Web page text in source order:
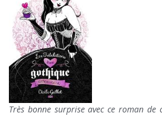
Très bonne surprise avec ce roman de